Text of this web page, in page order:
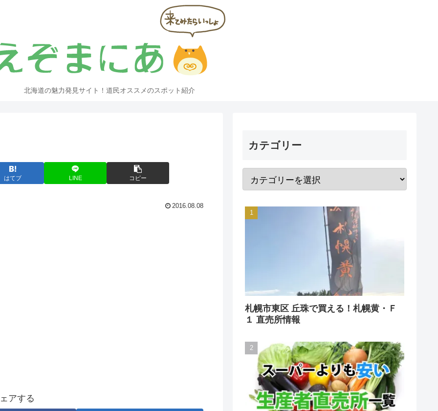
北海道の魅力発見サイト！道民オススメのスポット紹介
はてブ LINE コピー
2016.08.08
アする
カテゴリー
札幌市東区 丘珠で買える！札幌黄・Ｆ
１ 直売所情報